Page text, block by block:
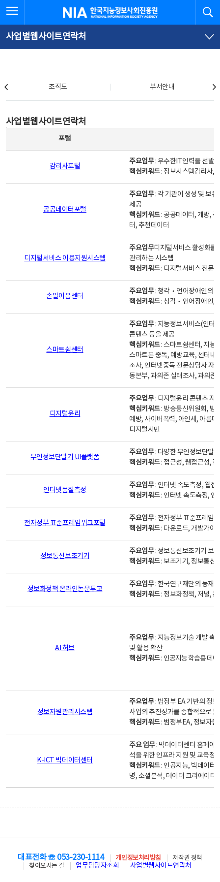
문
로
가
체
뉴
바
가
한국지능정보사회진흥원
사업별웹사이트연락처
조직도 부서안내
사업별웹사이트연락처
포털
감리사포털
주요업무: 우수한IT인력을 선발
핵심키워드: 정보시스템감리사,
공공데이터포털
주요업무: 각 기관이 생성 및 보
제공
핵심키워드: 공공데이터, 개방,
터, 추천데이터
디지털서비스 이용지원시스템
주요업무디지털서비스 활성화를
관리하는 시스템
핵심키워드: 디지털서비스 전문
손말이음센터
주요업무: 청각‧언어장애인의
핵심키워드: 청각‧언어장애인,
스마트쉼센터
주요업무: 지능정보서비스(인터
콘텐츠 등을 제공
핵심키워드: 스마트쉼센터, 지능
스마트폰 중독, 예방교육, 센터내
조사, 인터넷중독 전문상담사 자
동본부, 과의존 실태조사, 과의존
디지털윤리
주요업무: 디지털윤리 콘텐츠 지
핵심키워드: 방송통신위원회, 방
예방, 사이버폭력, 아인세, 아름
디지털시민
무인정보단말기 UI플랫폼
주요업무: 다양한 무인정보단말
핵심키워드: 접근성, 웹접근성,
인터넷품질측정
주요업무: 인터넷 속도측정, 웹접
핵심키워드: 인터넷 속도측정, 인
전자정부 표준프레임워크포털
주요업무: 전자정부 표준프레임
핵심키워드: 다운로드, 개발가이
정보통신보조기기
주요업무: 정보통신보조기기 보
핵심키워드: 보조기기, 정보통신
정보화정책 온라인논문투고
주요업무: 한국연구재단의 등재
핵심키워드: 정보화정책, 저널,
AI 허브
주요업무: 지능정보기술 개발 촉
및 활용 확산
핵심키워드: 인공지능 학습용 데
정보자원관리시스템
주요업무: 범정부 EA 기반의 정
사업의 추진성과를 종합적으로
핵심키워드: 범정부EA, 정보자
K-ICT 빅데이터센터
주요 업무: 빅데이터센터 홈페이
석을 위한 인프라 지원 및 교육정
핵심키워드: 인공지능, 빅데이터,
명, 소셜분석, 데이터 크리에이터
대표전화 ☏ 053-230-1114 개인정보처리방침
저작권 정책
찾아오시는 길
업무담당자조회 사업별웹사이트연락처